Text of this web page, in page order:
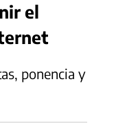
el
ponencia y